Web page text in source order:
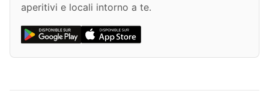
aperitivi e locali intorno a te.